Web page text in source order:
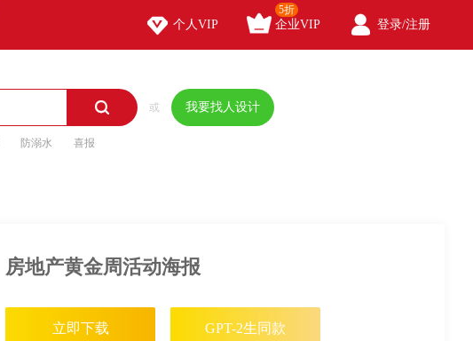
 个人VIP  企业VIP
5折
 登录/注册
 或 我要找人设计
防溺水 喜报
房地产黄金周活动海报
立即下载 GPT-2生同款